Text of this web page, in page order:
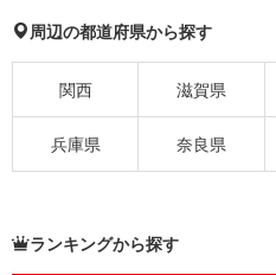
周辺の都道府県から探す
関西 滋賀県
兵庫県 奈良県
ランキングから探す